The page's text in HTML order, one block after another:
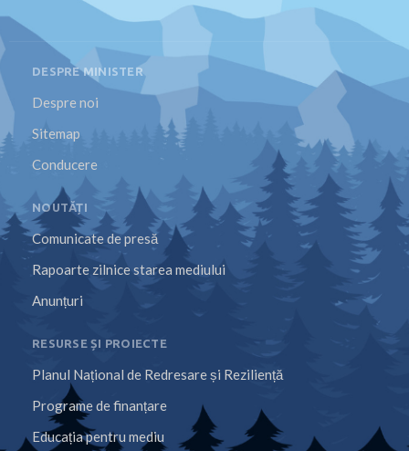
DESPRE MINISTER
Despre noi
Sitemap
Conducere
NOUTĂȚI
Comunicate de presă
Rapoarte zilnice starea mediului
Anunțuri
RESURSE ȘI PROIECTE
Planul Național de Redresare și Reziliență
Programe de finanțare
Educația pentru mediu